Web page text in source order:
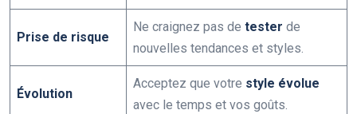
Prise de risque
Ne craignez pas de tester de
nouvelles tendances et styles.
Évolution
Acceptez que votre style évolue
avec le temps et vos goûts.